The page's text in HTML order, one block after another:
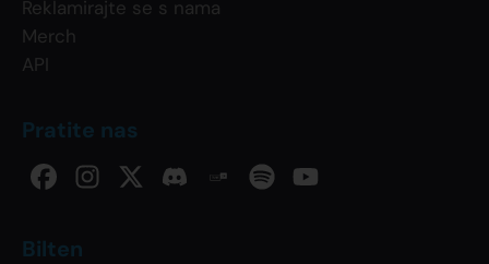
Reklamirajte se s nama
Merch
API
Pratite nas
Bilten